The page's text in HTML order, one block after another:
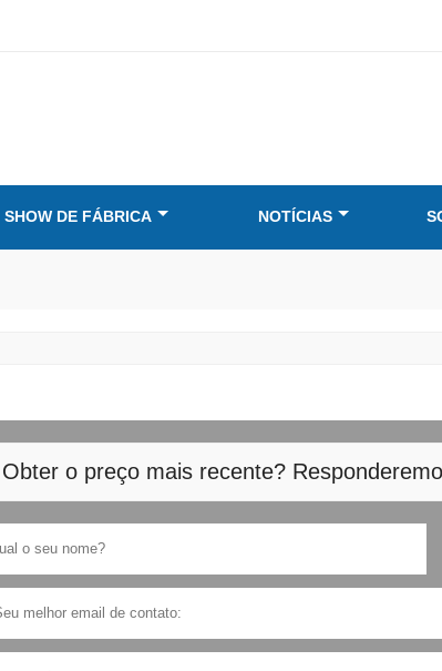
SHOW DE FÁBRICA NOTÍCIAS
Obter o preço mais recente?